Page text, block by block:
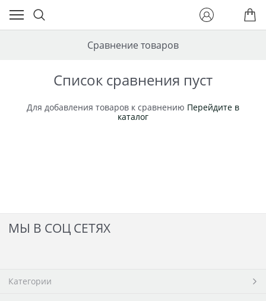
Сравнение товаров
Список сравнения пуст
Для добавления товаров к сравнению Перейдите в
каталог
МЫ В СОЦ СЕТЯХ
Категории